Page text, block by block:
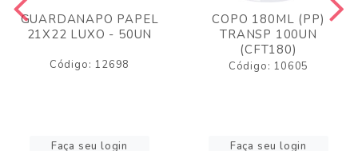
GUARDANAPO PAPEL
21X22 LUXO - 50UN
Código: 12698
Faça seu login
COPO 180ML (PP)
TRANSP 100UN
(CFT180)
Código: 10605
Faça seu login